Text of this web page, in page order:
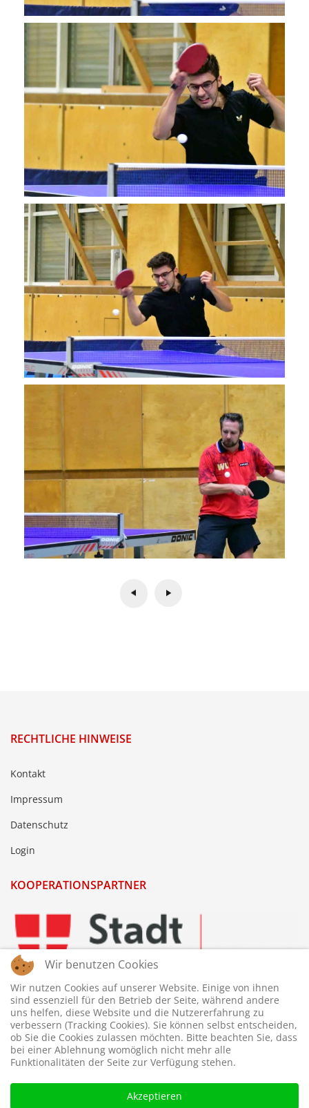
RECHTLICHE HINWEISE
Kontakt
Impressum
Datenschutz
Login
KOOPERATIONSPARTNER
Wir benutzen Cookies
Wir nutzen Cookies auf unserer Website. Einige von ihnen
sind essenziell für den Betrieb der Seite, während andere
uns helfen, diese Website und die Nutzererfahrung zu
verbessern (Tracking Cookies). Sie können selbst entscheiden,
ob Sie die Cookies zulassen möchten. Bitte beachten Sie, dass
bei einer Ablehnung womöglich nicht mehr alle
Funktionalitäten der Seite zur Verfügung stehen.
Akzeptieren